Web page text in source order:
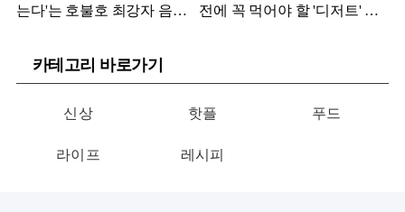
는다'는 호불호 최강자 음식
전에 꼭 먹어야 할 '디저트' 정
카테고리 바로가기
신상 핫플 푸드
라이프 레시피